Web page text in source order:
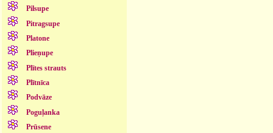
Pilsupe
Pitragsupe
Platone
Plieņupe
Plītes strauts
Plītnīca
Podvāze
Poguļanka
Prūsene